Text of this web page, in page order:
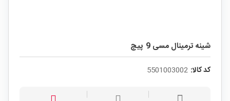
شینه ترمینال مسی 9 پیچ
کد کالا: 5501003002